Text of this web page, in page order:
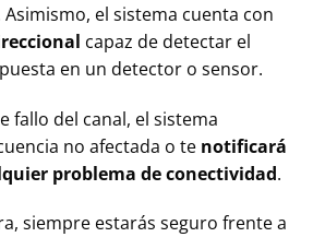
el sistema cuenta con
capaz de detectar el
en un detector o sensor.
fallo del canal, el sistema
no afectada o te notificará
problema de conectividad.
siempre estarás seguro frente a